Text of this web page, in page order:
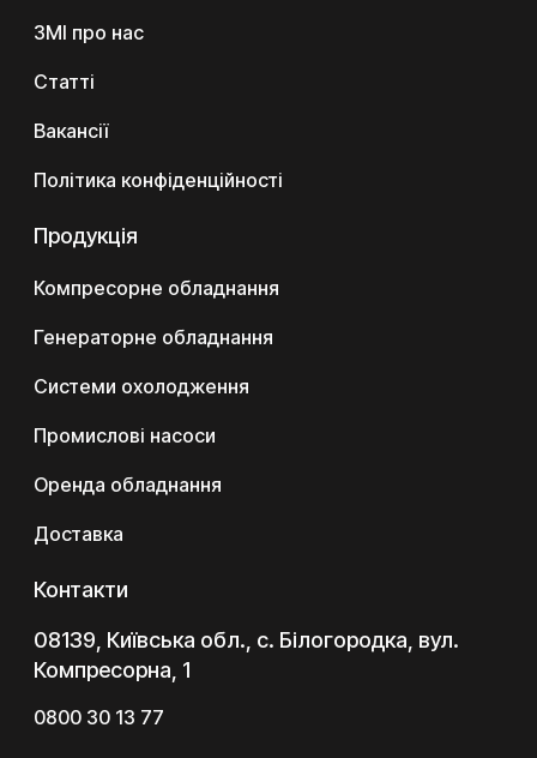
ЗМІ про нас
Статті
Вакансії
Політика конфіденційності
Продукція
Компресорне обладнання
Генераторне обладнання
Системи охолодження
Промислові насоси
Оренда обладнання
Доставка
Контакти
08139, Київська обл., с. Білогородка, вул.
Компресорна, 1
0800 30 13 77